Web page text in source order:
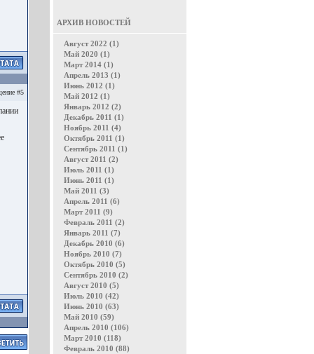
#5
АРХИВ НОВОСТЕЙ
Август 2022 (1)
Май 2020 (1)
Март 2014 (1)
Апрель 2013 (1)
Июнь 2012 (1)
Май 2012 (1)
Январь 2012 (2)
Декабрь 2011 (1)
Ноябрь 2011 (4)
Октябрь 2011 (1)
Сентябрь 2011 (1)
Август 2011 (2)
Июль 2011 (1)
Июнь 2011 (1)
Май 2011 (3)
Апрель 2011 (6)
Март 2011 (9)
Февраль 2011 (2)
Январь 2011 (7)
Декабрь 2010 (6)
Ноябрь 2010 (7)
Октябрь 2010 (5)
Сентябрь 2010 (2)
Август 2010 (5)
Июль 2010 (42)
Июнь 2010 (63)
Май 2010 (59)
Апрель 2010 (106)
Март 2010 (118)
Февраль 2010 (88)